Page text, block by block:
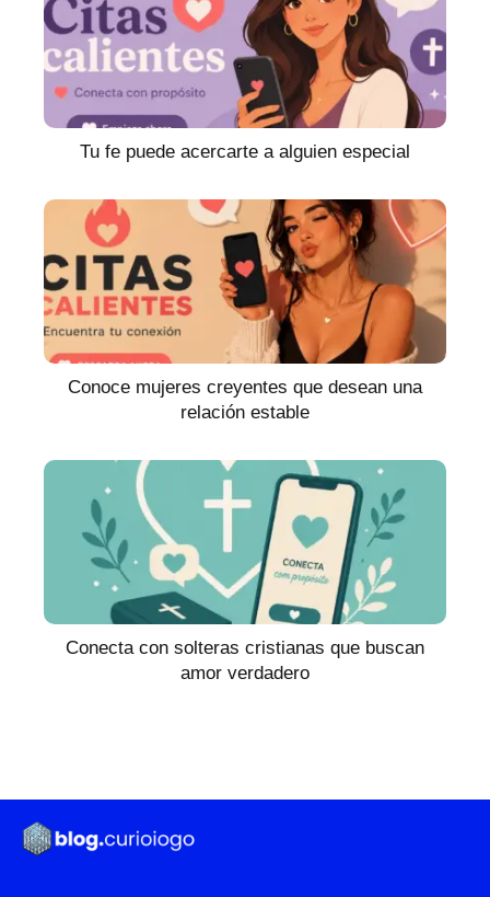
Tu fe puede acercarte a alguien especial
Conoce mujeres creyentes que desean una
relación estable
Conecta con solteras cristianas que buscan
amor verdadero